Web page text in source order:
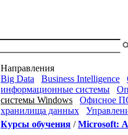
Направления
Big Data
Business Intelligence
информационные системы
системы Windows
Офисное
хранилища данных
Курсы обучения /Microsoft: